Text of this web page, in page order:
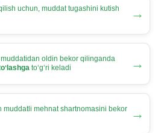
uchun, muddat tugashini kutish
→
oldin bekor qilinganda
toʻgʻri keladi →
muddatli mehnat shartnomasini bekor
→